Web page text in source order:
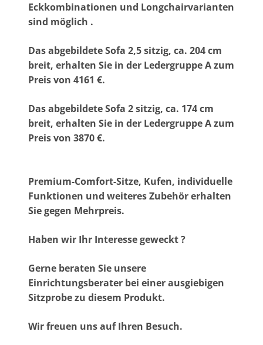
Eckkombinationen und Longchairvarianten
sind möglich .
Das abgebildete Sofa 2,5 sitzig, ca. 204 cm
breit, erhalten Sie in der Ledergruppe A zum
Preis von 4161 €.
Das abgebildete Sofa 2 sitzig, ca. 174 cm
breit, erhalten Sie in der Ledergruppe A zum
Preis von 3870 €.
Premium-Comfort-Sitze, Kufen, individuelle
Funktionen und weiteres Zubehör erhalten
Sie gegen Mehrpreis.
Haben wir Ihr Interesse geweckt ?
Gerne beraten Sie unsere
Einrichtungsberater bei einer ausgiebigen
Sitzprobe zu diesem Produkt.
Wir freuen uns auf Ihren Besuch.